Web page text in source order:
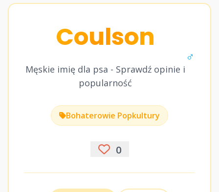
Coulson
Męskie imię dla psa - Sprawdź opinie i
popularność
♂
Bohaterowie Popkultury
0